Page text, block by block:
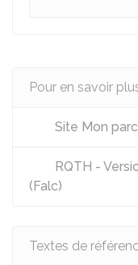
Pour en savoir
Site Mon
RQTH -
(Falc)
Textes de